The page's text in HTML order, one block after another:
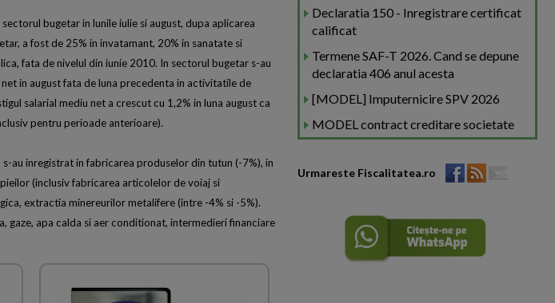
bugetar in lunile iulie si august, dupa aplicarea
a fost de 25% in invatamant, 20% in sanatate si
fata de nivelul din iunie 2010. In sectorul bugetar s-au
in august fata de luna precedenta in activitatile de
salarial mediu net a crescut cu 1,2% in luna august ca
pentru perioade anterioare).
au inregistrat in fabricarea produselor din tutun (-7%), in
(inclusiv fabricarea articolelor de voiaj si
extractia minereurilor metalifere (intre -4% si -5%).
gaze, apa calda si aer conditionat, intermedieri financiare
Declaratia 150 - Inregistrare certificat
calificat
Termene SAF-T 2026. Cand se depune
declaratia 406 anul acesta
[MODEL] Imputernicire SPV 2026
MODEL contract creditare societate
Urmareste Fiscalitatea.ro